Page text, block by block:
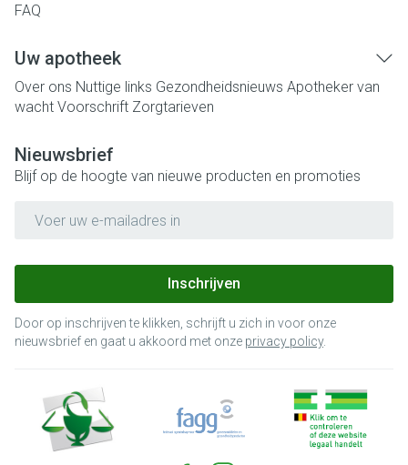
FAQ
Uw apotheek
Over ons Nuttige links Gezondheidsnieuws Apotheker van
wacht Voorschrift Zorgtarieven
Nieuwsbrief
Blijf op de hoogte van nieuwe producten en promoties
Inschrijven
Door op inschrijven te klikken, schrijft u zich in voor onze
nieuwsbrief en gaat u akkoord met onze privacy policy.